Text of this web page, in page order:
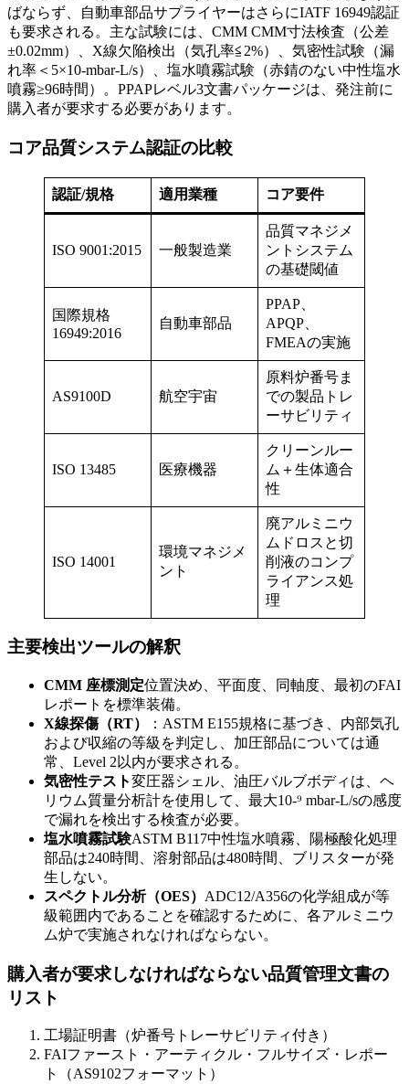
ばならず、自動車部品サプライヤーはさらにIATF 16949認証
も要求される。主な試験には、CMM CMM寸法検査（公差
±0.02mm）、X線欠陥検出（気孔率≦2%）、気密性試験（漏
れ率＜5×10-mbar-L/s）、塩水噴霧試験（赤錆のない中性塩水
噴霧≥96時間）。PPAPレベル3文書パッケージは、発注前に
購入者が要求する必要があります。
コア品質システム認証の比較
認証/規格 適用業種 コア要件
ISO 9001:2015 一般製造業
品質マネジメ
ントシステム
の基礎閾値
国際規格
16949:2016
自動車部品
PPAP、
APQP、
FMEAの実施
AS9100D 航空宇宙
原料炉番号ま
での製品トレ
ーサビリティ
ISO 13485 医療機器
クリーンルー
ム＋生体適合
性
ISO 14001
環境マネジメ
ント
廃アルミニウ
ムドロスと切
削液のコンプ
ライアンス処
理
主要検出ツールの解釈
CMM 座標測定位置決め、平面度、同軸度、最初のFAI
レポートを標準装備。
X線探傷（RT）
：ASTM E155規格に基づき、内部気孔
および収縮の等級を判定し、加圧部品については通
常、Level 2以内が要求される。
気密性テスト変圧器シェル、油圧バルブボディは、ヘ
リウム質量分析計を使用して、最大10-⁹ mbar-L/sの感度
で漏れを検出する検査が必要。
塩水噴霧試験ASTM B117中性塩水噴霧、陽極酸化処理
部品は240時間、溶射部品は480時間、ブリスターが発
生しない。
スペクトル分析（OES） ADC12/A356の化学組成が等
級範囲内であることを確認するために、各アルミニウ
ム炉で実施されなければならない。
購入者が要求しなければならない品質管理文書の
リスト
工場証明書（炉番号トレーサビリティ付き）
FAIファースト・アーティクル・フルサイズ・レポー
ト（AS9102フォーマット）